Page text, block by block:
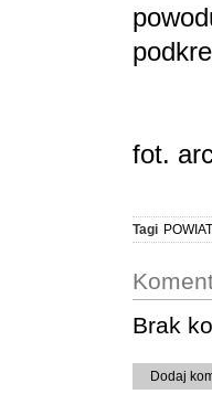
fot.
Tagi
Brak
Dodaj